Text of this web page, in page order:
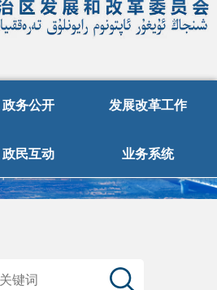
政务公开 发展改革工作
政民互动 业务系统